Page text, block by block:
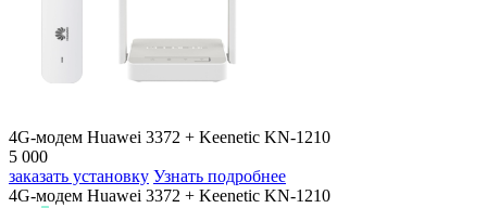
4G-модем Huawei 3372 + Keenetic KN-1210
5 000
заказать установку Узнать подробнее
4G-модем Huawei 3372 + Keenetic KN-1210